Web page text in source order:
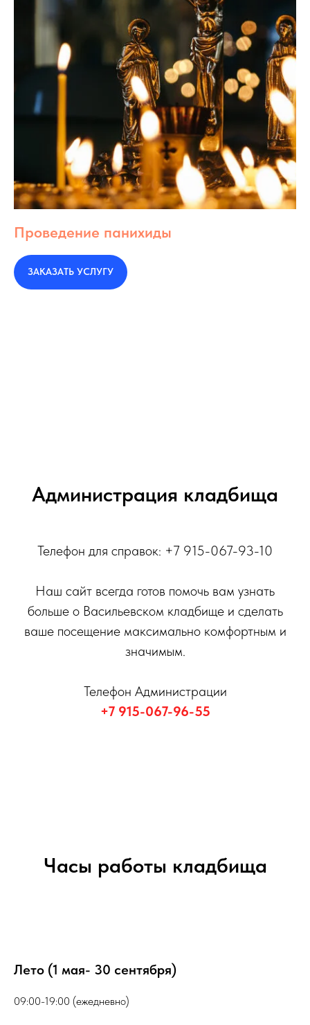
Проведение панихиды
ЗАКАЗАТЬ УСЛУГУ
Администрация кладбища
Телефон для справок: +7 915-067-93-10
Наш сайт всегда готов помочь вам узнать
больше о Васильевском кладбище и сделать
ваше посещение максимально комфортным и
значимым.
Телефон Администрации
+7 915-067-96-55
Часы работы кладбища
Лето (1 мая- 30 сентября)
09:00-19:00 (ежедневно)